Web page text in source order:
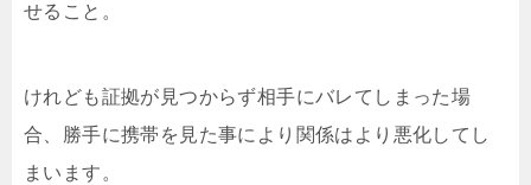
せること。
けれども証拠が見つからず相手にバレてしまった場
合、勝手に携帯を見た事により関係はより悪化してし
まいます。